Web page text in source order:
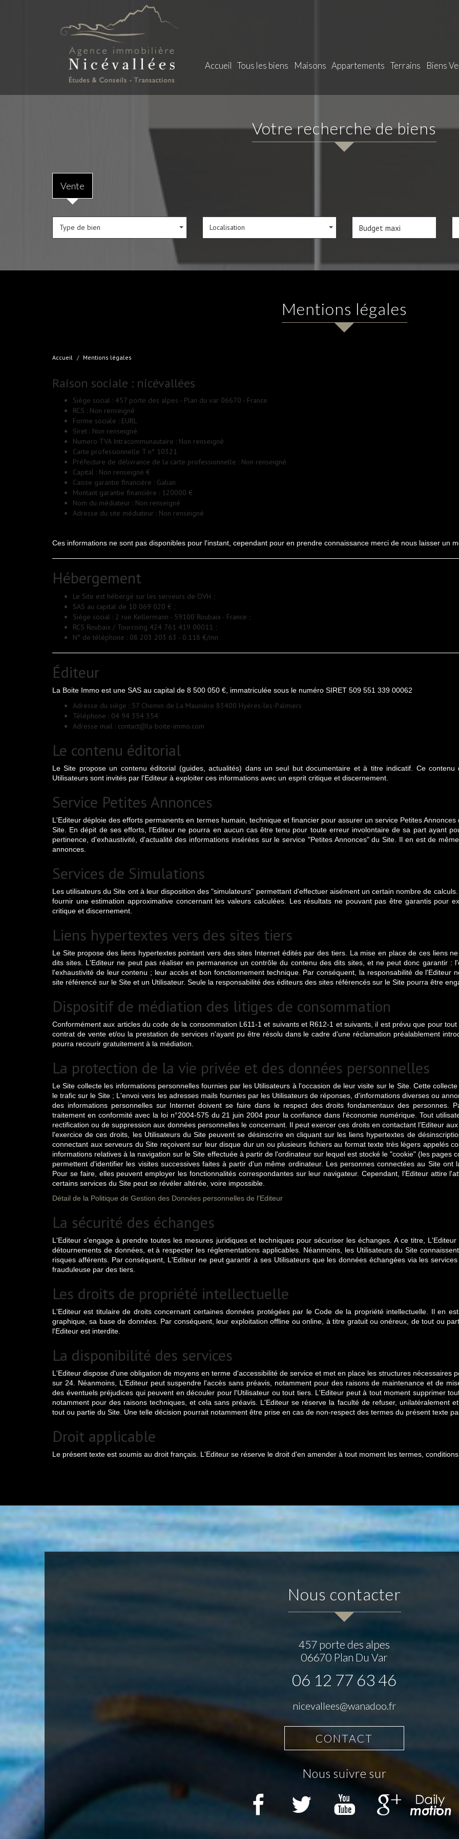
Accueil Tous les biens Maisons Appartements Terrains Biens
votre recherche de biens
Vente
Type de bien Localisation
mentions légales
Accueil Mentions légales
Raison sociale : nicévallées
Siège social : 457 porte des alpes - Plan du var 06670 - France
RCS : Non renseigné
Forme sociale : EURL
Siret : Non renseigné
Numero TVA Intracommunautaire : Non renseigné
Carte professionnelle T n° 10321
Préfecture de délivrance de la carte professionnelle : Non renseigné
Capital : Non renseigné €
Caisse garantie financière : Galian
Montant garantie financière : 120000 €
Nom du médiateur : Non renseigné
Adresse du site médiateur : Non renseigné
Ces informations ne sont pas disponibles pour l'instant, cependant pour en prendre connaissance merci de nous laisser un
Hébergement
Le Site est hébergé sur les serveurs de OVH ;
SAS au capital de 10 069 020 € ;
Siège social : 2 rue Kellermann - 59100 Roubaix - France ;
RCS Roubaix / Tourcoing 424 761 419 00011 ;
N° de téléphone : 08 203 203 63 - 0.118 €/mn
Éditeur
La Boite Immo est une SAS au capital de 8 500 050 €, immatriculée sous le numéro SIRET 509 551 339 00062
Adresse du siège : 57 Chemin de La Maunière 83400 Hyères-les-Palmiers
Téléphone : 04 94 354 354
Adresse mail : contact@la-boite-immo.com
Le contenu éditorial
Le Site propose un contenu éditorial (guides, actualités) dans un seul but documentaire et à titre indicatif. Ce
Utilisateurs sont invités par l'Editeur à exploiter ces informations avec un esprit critique et discernement.
Service Petites Annonces
L'Editeur déploie des efforts permanents en termes humain, technique et financier pour assurer un service Petites
Site. En dépit de ses efforts, l'Editeur ne pourra en aucun cas être tenu pour toute erreur involontaire de sa part ayant
pertinence, d'exhaustivité, d'actualité des informations insérées sur le service "Petites Annonces" du Site. Il en est de
annonces.
Services de Simulations
Les utilisateurs du Site ont à leur disposition des "simulateurs" permettant d'effectuer aisément un certain nombre de
fournir une estimation approximative concernant les valeurs calculées. Les résultats ne pouvant pas être garantis pour
critique et discernement.
Liens hypertextes vers des sites tiers
Le Site propose des liens hypertextes pointant vers des sites Internet édités par des tiers. La mise en place de ces liens
dits sites. L'Editeur ne peut pas réaliser en permanence un contrôle du contenu des dits sites, et ne peut donc garantir :
l'exhaustivité de leur contenu ; leur accès et bon fonctionnement technique. Par conséquent, la responsabilité de l'Editeur
site référencé sur le Site et un Utilisateur. Seule la responsabilité des éditeurs des sites référencés sur le Site pourra être
Dispositif de médiation des litiges de consommation
Conformément aux articles du code de la consommation L611-1 et suivants et R612-1 et suivants, il est prévu que pour
contrat de vente et/ou la prestation de services n'ayant pu être résolu dans le cadre d'une réclamation préalablement
pourra recourir gratuitement à la médiation.
La protection de la vie privée et des données personnelles
Le Site collecte les informations personnelles fournies par les Utilisateurs à l'occasion de leur visite sur le Site. Cette
le trafic sur le Site ; L'envoi vers les adresses mails fournies par les Utilisateurs de réponses, d'informations diverses ou
des informations personnelles sur Internet doivent se faire dans le respect des droits fondamentaux des personnes.
traitement en conformité avec la loi n°2004-575 du 21 juin 2004 pour la confiance dans l'économie numérique. Tout
rectification ou de suppression aux données personnelles le concernant. Il peut exercer ces droits en contactant l'Editeur
l'exercice de ces droits, les Utilisateurs du Site peuvent se désinscrire en cliquant sur les liens hypertextes de
connectant aux serveurs du Site reçoivent sur leur disque dur un ou plusieurs fichiers au format texte très légers appelés
informations relatives à la navigation sur le Site effectuée à partir de l'ordinateur sur lequel est stocké le "cookie" (les pages
permettent d'identifier les visites successives faites à partir d'un même ordinateur. Les personnes connectées au Site
Pour se faire, elles peuvent employer les fonctionnalités correspondantes sur leur navigateur. Cependant, l'Editeur attire
certains services du Site peut se révéler altérée, voire impossible.
Détail de la Politique de Gestion des Données personnelles de l'Editeur
La sécurité des échanges
L'Editeur s'engage à prendre toutes les mesures juridiques et techniques pour sécuriser les échanges. A ce titre,
détournements de données, et à respecter les réglementations applicables. Néanmoins, les Utilisateurs du Site
risques afférents. Par conséquent, L'Editeur ne peut garantir à ses Utilisateurs que les données échangées via les
frauduleuse par des tiers.
Les droits de propriété intellectuelle
L'Editeur est titulaire de droits concernant certaines données protégées par le Code de la propriété intellectuelle. Il en
graphique, sa base de données. Par conséquent, leur exploitation offline ou online, à titre gratuit ou onéreux, de tout ou
l'Editeur est interdite.
La disponibilité des services
L'Editeur dispose d'une obligation de moyens en terme d'accessibilité de service et met en place les structures nécessaires
sur 24. Néanmoins, L'Editeur peut suspendre l'accès sans préavis, notamment pour des raisons de maintenance et de
des éventuels préjudices qui peuvent en découler pour l'Utilisateur ou tout tiers. L'Editeur peut à tout moment supprimer
notamment pour des raisons techniques, et cela sans préavis. L'Editeur se réserve la faculté de refuser, unilatéralement
tout ou partie du Site. Une telle décision pourrait notamment être prise en cas de non-respect des termes du présent texte
Droit applicable
Le présent texte est soumis au droit français. L'Editeur se réserve le droit d'en amender à tout moment les termes,
nous contacter
457 porte des alpes
06670 Plan Du Var
06 12 77 63 46
nicevallees@wanadoo.fr
CONTACT
nous suivre sur